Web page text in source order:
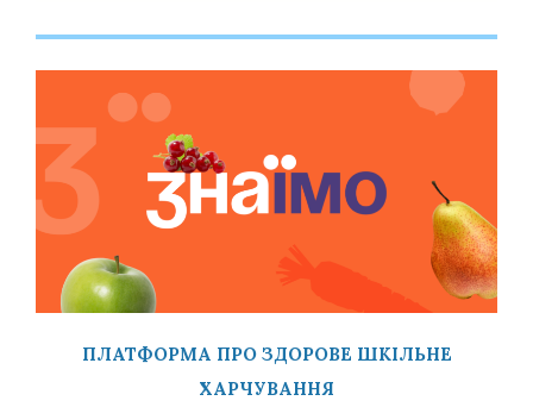
ПЛАТФОРМА ПРО ЗДОРОВЕ ШКІЛЬНЕ
ХАРЧУВАННЯ